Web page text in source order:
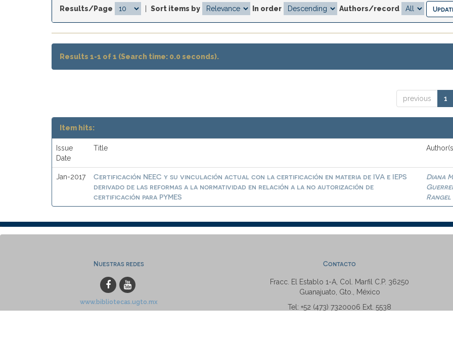
Results/Page Sort items by In order Authors/record
Results 1-1 of 1 (Search time: 0.0 seconds).
previous 1
Item hits:
Issue
Date
Title
Jan-2017
Certificación NEEC y su vinculación actual con la certificación en materia de IVA e IEPS
derivado de las reformas a la normatividad en relación a la no autorización de
certificación para PYMES
Diana
Rangel
Nuestras redes
www.bibliotecas.ugto.mx
Contacto
Fracc. El Establo 1-A, Col. Marfil C.P. 36250
Guanajuato, Gto., México
Tel: +52 (473) 7320006 Ext. 5538